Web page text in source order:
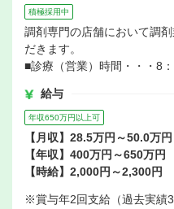
積極採用中
調剤専門の店舗において調
だきます。
■診療（営業）時間・・・8
給与
年収650万円以上可
【月収】28.5万円～50.0万円
【年収】400万円～650万円
【時給】2,000円～2,300円
※賞与年2回支給（過去実績